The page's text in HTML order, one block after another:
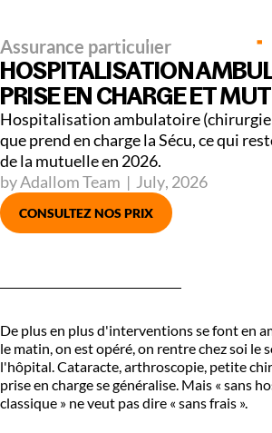
Assurance particulier
HOSPITALISATION
PRISE EN CHARGE ET
Hospitalisation ambulatoire (chirurgie
que prend en charge la Sécu, ce qui
de la mutuelle en 2026.
by Adallom Team | July, 2026
CONSULTEZ NOS PRIX
De plus en plus d'interventions se font en
le matin, on est opéré, on rentre chez soi le
l'hôpital. Cataracte, arthroscopie, petite
prise en charge se généralise. Mais « sans
classique » ne veut pas dire « sans frais ».